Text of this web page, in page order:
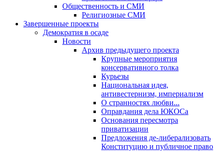
Общественность и СМИ
Религиозные СМИ
Завершенные проекты
Демократия в осаде
Новости
Архив предыдущего проекта
Крупные мероприятия
консервативного толка
Курьезы
Национальная идея,
антивестернизм, империализм
О странностях любви...
Оправдания дела ЮКОСа
Основания пересмотра
приватизации
Предложения де-либерализовать
Конституцию и публичное право